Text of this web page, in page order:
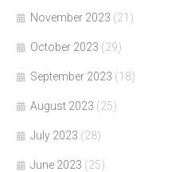
November 2023 (21)
October 2023 (29)
September 2023 (18)
August 2023 (25)
July 2023 (28)
June 2023 (25)